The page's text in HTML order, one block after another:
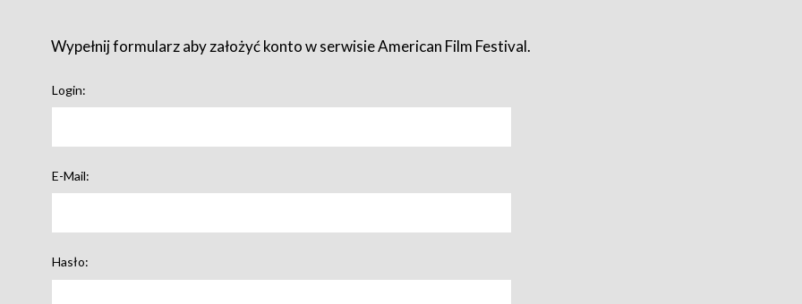
Wypełnij formularz aby założyć konto w serwisie American Film Festival.
Login:
E-Mail:
Hasło: